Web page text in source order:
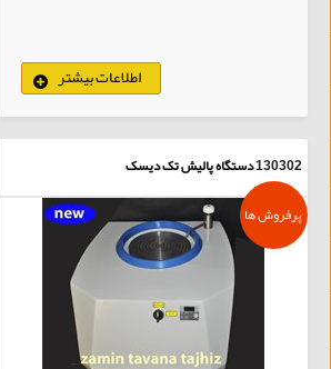
اطلاعات بیشترکالاهای انتخابی
130302دستگاه پالیش تک دیسک
پرفروش ها